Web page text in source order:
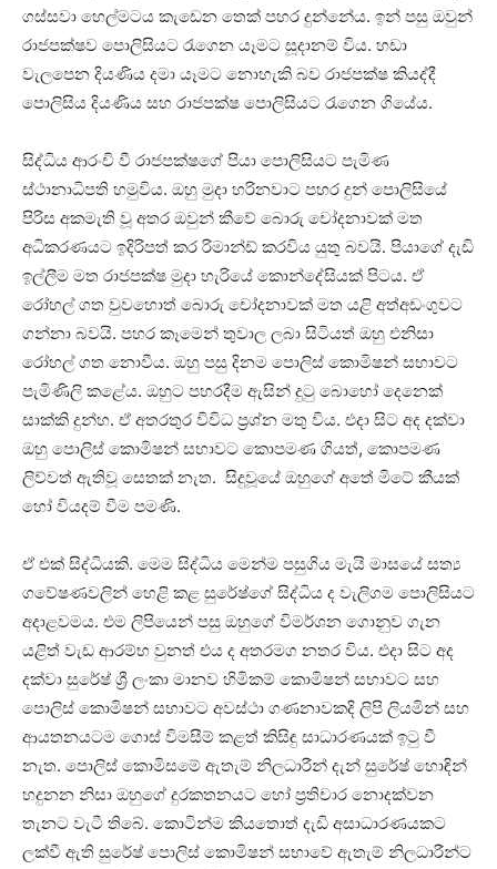
ගස්සවා හෙල්මටය කැඩෙන තෙක් පහර දුන්නේය. ඉන් පසු ඔවුන්
රාජපක්ෂව පොලිසියට රැගෙන යෑමට සූදානම් විය. හඩා
වැලපෙන දියණිය දමා යෑමට නොහැකි බව රාජපක්ෂ කියද්දී
පොලිසිය දියණිය සහ රාජපක්ෂ පොලිසියට රැගෙන ගියේය.
සිද්ධිය ආරංචි වී රාජපක්ෂගේ පියා පොලිසියට පැමිණ
ස්ථානාධිපති හමුවිය. ඔහු මුදා හරිනවාට පහර දුන් පොලිසියේ
පිරිස අකමැති වූ අතර ඔවුන් කීවේ බොරු චෝදනාවක් මත
අධිකරණයට ඉදිරිපත් කර රිමාන්ඩ් කරවිය යුතු බවයි. පියාගේ දැඩි
ඉල්ලීම මත රාජපක්ෂ මුදා හැරියේ කොන්දේසියක් පිටය. ඒ
රෝහල් ගත වුවහොත් බොරු චෝදනාවක් මත යළි අත්අඩංගුවට
ගන්නා බවයි. පහර කෑමෙන් තුවාල ලබා සිටියත් ඔහු එනිසා
රෝහල් ගත නොවීය. ඔහු පසු දිනම පොලිස් කොමිෂන් සභාවට
පැමිණිලි කළේය. ඔහුට පහරදීම ඇසින් දුටු බොහෝ දෙනෙක්
සාක්කි දුන්හ. ඒ අතරතුර විවිධ ප්‍රශ්න මතු විය. එදා සිට අද දක්වා
ඔහු පොලිස් කොමිෂන් සභාවට කොපමණ ගියත්, කොපමණ
ලිව්වත් ඇතිවූ සෙතක් නැත. සිදුවූයේ ඔහුගේ අතේ මිටේ කීයක්
හෝ වියදම් වීම පමණි.
ඒ එක් සිද්ධියකි. මෙම සිද්ධිය මෙන්ම පසුගිය මැයි මාසයේ සත්‍ය
ගවේෂණවලින් හෙළි කළ සුරේෂ්ගේ සිද්ධිය ද වැලිගම පොලිසියට
අදාළවමය. එම ලිපියෙන් පසු ඔහුගේ විමර්ශන ගොනුව ගැන
යළිත් වැඩ ආරම්භ වුනත් එය ද අතරමග නතර විය. එදා සිට අද
දක්වා සුරේෂ් ශ්‍රී ලංකා මානව හිමිකම් කොමිෂන් සභාවට සහ
පොලිස් කොමිෂන් සභාවට අවස්ථා ගණනාවකදි ලිපි ලියමින් සහ
ආයතනයටම ගොස් විමසීම් කළත් කිසිඳු සාධාරණයක් ඉටු වී
නැත. පොලිස් කොමිසමේ ඇතැම් නිලධාරීන් දැන් සුරේෂ් හොඳින්
හදුනන නිසා ඔහුගේ දුරකතනයට හෝ ප්‍රතිචාර නොදක්වන
තැනට වැටී තිබේ. කොටින්ම කියතොත් දැඩි අසාධාරණයකට
ලක්වී ඇති සුරේෂ් පොලිස් කොමිෂන් සභාවේ ඇතැම් නිලධාරීන්ට